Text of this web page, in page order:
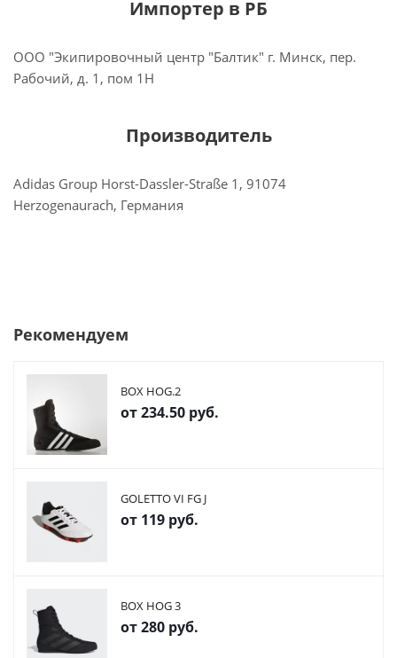
Импортер в РБ
ООО "Экипировочный центр "Балтик" г. Минск, пер.
Рабочий, д. 1, пом 1Н
Производитель
Adidas Group Horst-Dassler-Straße 1, 91074
Herzogenaurach, Германия
Рекомендуем
BOX HOG.2
от234.50 руб.
GOLETTO VI FG J
от 119 руб.
BOX HOG 3
от280 руб.